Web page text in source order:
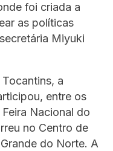
foi criada a
as políticas
Miyuki
a
entre os
Nacional do
no Centro de
do Norte. A